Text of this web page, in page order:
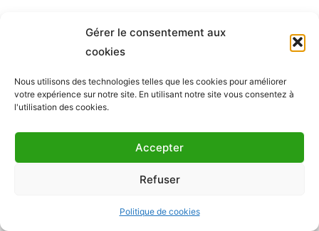
Gérer le consentement aux
cookies
Nous utilisons des technologies telles que les cookies pour améliorer
votre expérience sur notre site. En utilisant notre site vous consentez à
l'utilisation des cookies.
Accepter
Refuser
Politique de cookies
Mentions legales
+33 (0) 6 30 15 66 51